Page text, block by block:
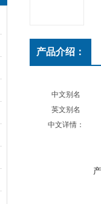
产品介绍：
中文别名
英文别名
中文详情：